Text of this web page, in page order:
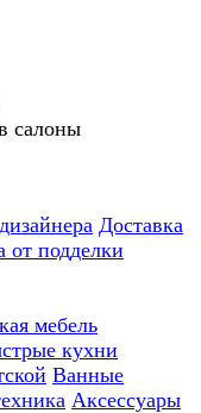
салоны
Доставка
от подделки
мебель
кухни
Ванные
Аксессуары